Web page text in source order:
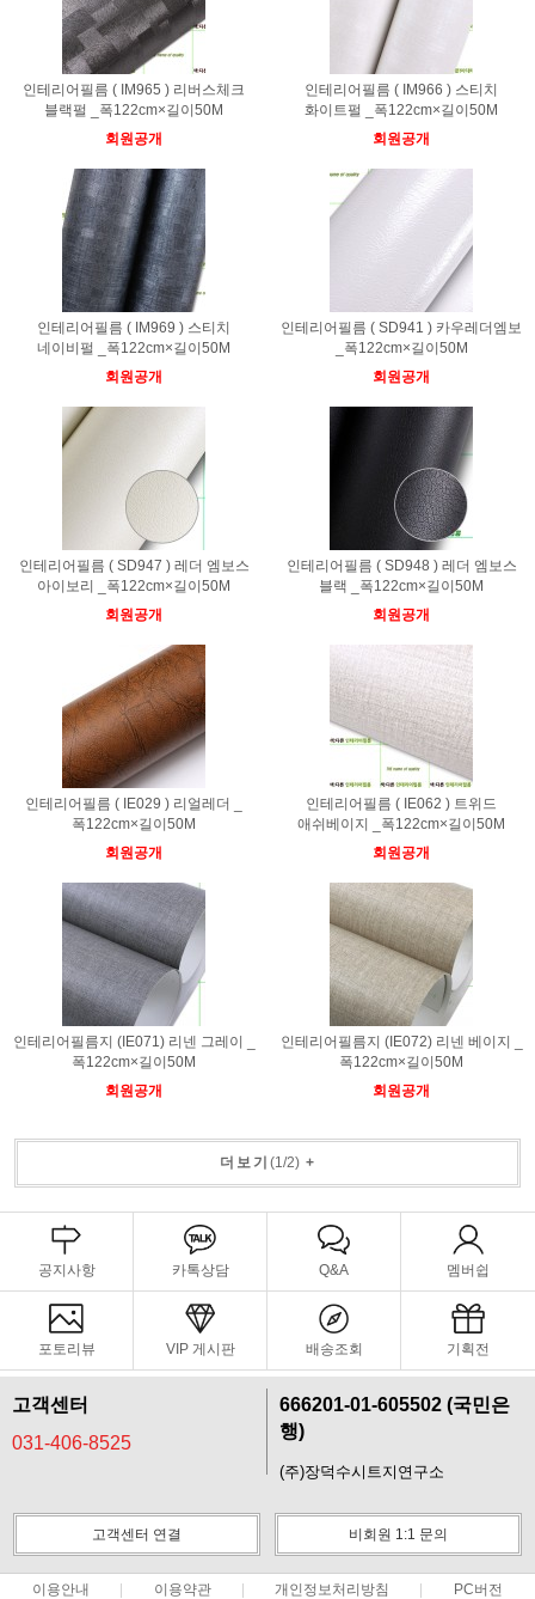
인테리어필름 ( IM965 ) 리버스체크
블랙펄 _폭122cm×길이50M
회원공개
인테리어필름 ( IM966 ) 스티치
화이트펄 _폭122cm×길이50M
회원공개
인테리어필름 ( IM969 ) 스티치
네이비펄 _폭122cm×길이50M
회원공개
인테리어필름 ( SD941 ) 카우레더엠보
_폭122cm×길이50M
회원공개
인테리어필름 ( SD947 ) 레더 엠보스
아이보리 _폭122cm×길이50M
회원공개
인테리어필름 ( SD948 ) 레더 엠보스
블랙 _폭122cm×길이50M
회원공개
인테리어필름 ( IE029 ) 리얼레더 _
폭122cm×길이50M
회원공개
인테리어필름 ( IE062 ) 트위드
애쉬베이지 _폭122cm×길이50M
회원공개
인테리어필름지 (IE071) 리넨 그레이 _
폭122cm×길이50M
회원공개
인테리어필름지 (IE072) 리넨 베이지 _
폭122cm×길이50M
회원공개
더보기 (1/2)+
공지사항 카톡상담 Q&A 멤버쉽
포토리뷰 VIP 게시판 배송조회 기획전
고객센터
031-406-8525
666201-01-605502 (국민은
행)
(주)장덕수시트지연구소
고객센터 연결 비회원 1:1 문의
이용안내 이용약관 개인정보처리방침 PC버전